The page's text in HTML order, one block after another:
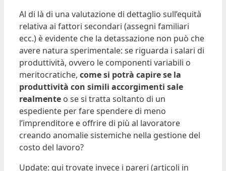
Al di là di una valutazione di dettaglio sull’equità
relativa ai fattori secondari (assegni familiari
ecc.) è evidente che la detassazione non può che
avere natura sperimentale: se riguarda i salari di
produttività, ovvero le componenti variabili o
meritocratiche, come si potrà capire se la
produttività con simili accorgimenti sale
realmente o se si tratta soltanto di un
espediente per fare spendere di meno
l’imprenditore e offrire di più al lavoratore
creando anomalie sistemiche nella gestione del
costo del lavoro?
Update: qui trovate invece i pareri (articoli in